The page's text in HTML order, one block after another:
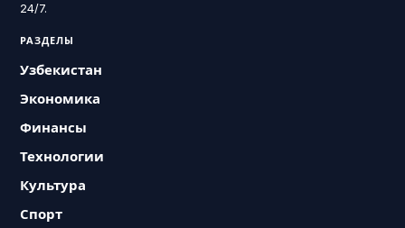
24/7.
РАЗДЕЛЫ
Узбекистан
Экономика
Финансы
Технологии
Культура
Спорт